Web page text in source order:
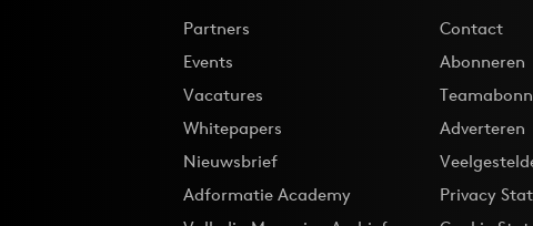
Partners
Events
Vacatures
Whitepapers
Nieuwsbrief
Adformatie Academy
Contact
Abonneren
Adverteren
Privacy